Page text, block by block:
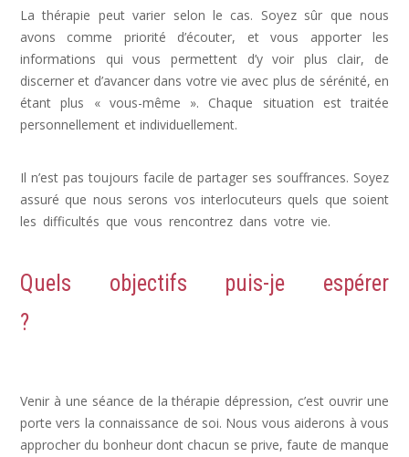
La thérapie peut varier selon le cas. Soyez sûr que nous
avons comme priorité d’écouter, et vous apporter les
informations qui vous permettent d’y voir plus clair, de
discerner et d’avancer dans votre vie avec plus de sérénité, en
étant plus « vous-même ». Chaque situation est traitée
personnellement et individuellement.
Il n’est pas toujours facile de partager ses souffrances. Soyez
assuré que nous serons vos interlocuteurs quels que soient
les difficultés que vous rencontrez dans votre vie.
Quels objectifs puis-je espérer
?
Venir à une séance de la thérapie dépression, c’est ouvrir une
porte vers la connaissance de soi. Nous vous aiderons à vous
approcher du bonheur dont chacun se prive, faute de manque